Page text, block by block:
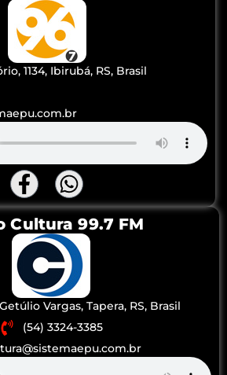
1134, Ibirubá, RS, Brasil
Cultura 99.7 FM
Vargas, Tapera, RS, Brasil
(54) 3324-3385